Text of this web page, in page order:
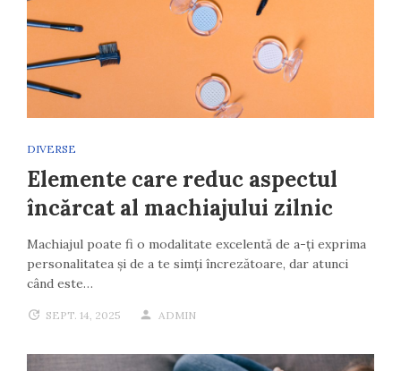
DIVERSE
Elemente care reduc aspectul
încărcat al machiajului zilnic
Machiajul poate fi o modalitate excelentă de a-ți exprima
personalitatea și de a te simți încrezătoare, dar atunci
când este…
SEPT. 14, 2025 ADMIN